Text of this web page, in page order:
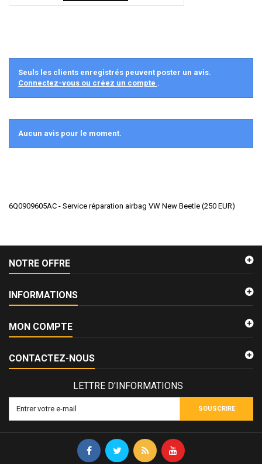
Seuls les clients enregistrés peuvent poster un avis.
Connectez-vous ou créez un compte .
Aucun avis pour le moment.
6Q0909605AC - Service réparation airbag VW New Beetle (250 EUR)
NOTRE OFFRE
INFORMATIONS
MON COMPTE
CONTACTEZ-NOUS
LETTRE D'INFORMATIONS
SOUSCRIRE